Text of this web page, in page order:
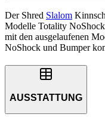
Der Shred Slalom
Modelle Totality
mit den ausgelaufenen
NoShock und Bumper
AUSSTATTUNG